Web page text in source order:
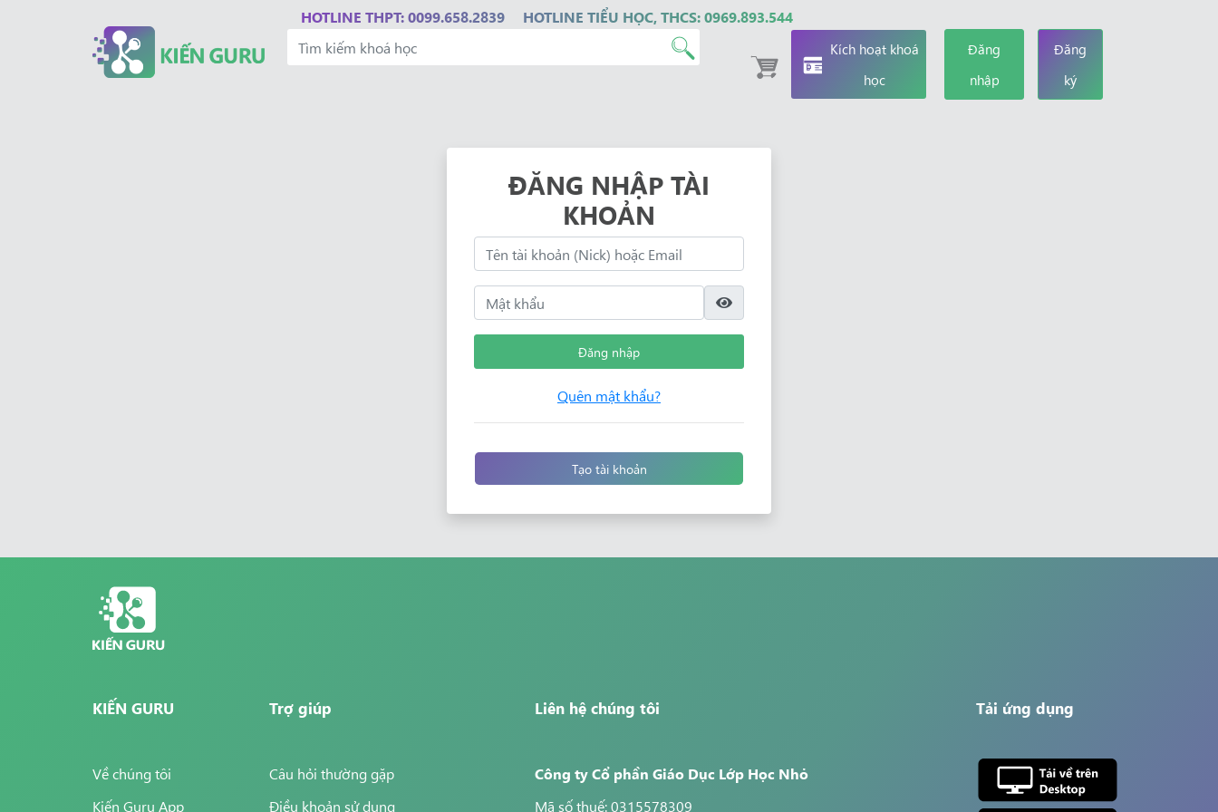
HOTLINE THPT: 0099.658.2839 HOTLINE TIỂU HỌC, THCS: 0969.893.544
Kích hoạt khoá
học
Đăng
nhập
Đăng
ký
ĐĂNG NHẬP TÀI
KHOẢN
Đăng nhập
Quên mật khẩu?
Tạo tài khoản
KIẾN GURU
Về chúng tôi
Kiến Guru App
Trợ giúp
Câu hỏi thường gặp
Điều khoản sử dụng
Liên hệ chúng tôi
Công ty Cổ phần Giáo Dục Lớp Học Nhỏ
Mã số thuế: 0315578309
Tải ứng dụng